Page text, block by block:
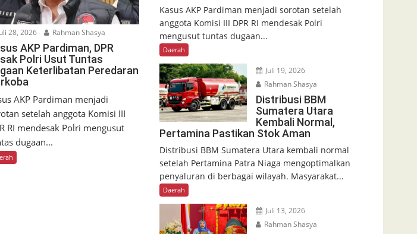
28, 2026 Rahman Shasya
AKP Pardiman, DPR
Polri Usut Tuntas
Keterlibatan Peredaran
AKP Pardiman menjadi
setelah anggota Komisi III
RI mendesak Polri mengusut
dugaan...
Kasus AKP Pardiman menjadi sorotan setelah
anggota Komisi III DPR RI mendesak Polri
mengusut tuntas dugaan...
Daerah
Juli 19, 2026
Rahman Shasya
Distribusi BBM
Sumatera Utara
Kembali Normal,
Pertamina Pastikan Stok Aman
Distribusi BBM Sumatera Utara kembali normal
setelah Pertamina Patra Niaga mengoptimalkan
penyaluran di berbagai wilayah. Masyarakat...
Daerah
Juli 13, 2026
Rahman Shasya